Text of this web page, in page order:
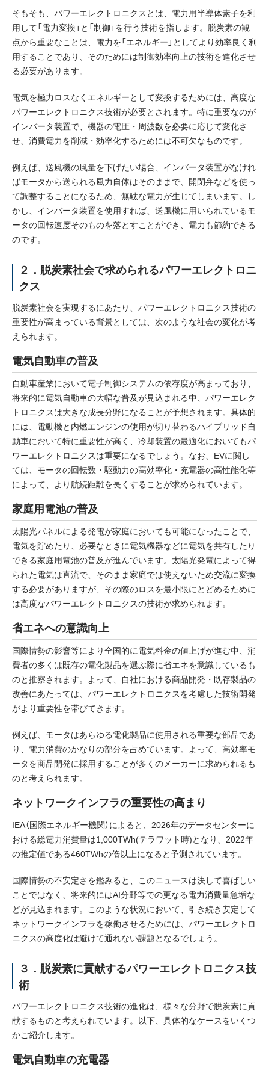
そもそも、パワーエレクトロニクスとは、電力用半導体素子を利
用して「電力変換」と「制御」を行う技術を指します。脱炭素の観
点から重要なことは、電力を「エネルギー」としてより効率良く利
用することであり、そのためには制御効率向上の技術を進化させ
る必要があります。
電気を極力ロスなくエネルギーとして変換するためには、高度な
パワーエレクトロニクス技術が必要とされます。特に重要なのが
インバータ装置で、機器の電圧・周波数を必要に応じて変化さ
せ、消費電力を削減・効率化するためには不可欠なものです。
例えば、送風機の風量を下げたい場合、インバータ装置がなけれ
ばモータから送られる風力自体はそのままで、開閉弁などを使っ
て調整することになるため、無駄な電力が生じてしまいます。し
かし、インバータ装置を使用すれば、送風機に用いられているモ
ータの回転速度そのものを落とすことができ、電力も節約できる
のです。
２．脱炭素社会で求められるパワーエレクトロニ
クス
脱炭素社会を実現するにあたり、パワーエレクトロニクス技術の
重要性が高まっている背景としては、次のような社会の変化が考
えられます。
電気自動車の普及
自動車産業において電子制御システムの依存度が高まっており、
将来的に電気自動車の大幅な普及が見込まれる中、パワーエレク
トロニクスは大きな成長分野になることが予想されます。具体的
には、電動機と内燃エンジンの使用が切り替わるハイブリッド自
動車において特に重要性が高く、冷却装置の最適化においてもパ
ワーエレクトロニクスは重要になるでしょう。なお、EVに関し
ては、モータの回転数・駆動力の高効率化・充電器の高性能化等
によって、より航続距離を長くすることが求められています。
家庭用電池の普及
太陽光パネルによる発電が家庭においても可能になったことで、
電気を貯めたり、必要なときに電気機器などに電気を共有したり
できる家庭用電池の普及が進んでいます。太陽光発電によって得
られた電気は直流で、そのまま家庭では使えないため交流に変換
する必要がありますが、その際のロスを最小限にとどめるために
は高度なパワーエレクトロニクスの技術が求められます。
省エネへの意識向上
国際情勢の影響等により全国的に電気料金の値上げが進む中、消
費者の多くは既存の電化製品を選ぶ際に省エネを意識しているも
のと推察されます。よって、自社における商品開発・既存製品の
改善にあたっては、パワーエレクトロニクスを考慮した技術開発
がより重要性を帯びてきます。
例えば、モータはあらゆる電化製品に使用される重要な部品であ
り、電力消費のかなりの部分を占めています。よって、高効率モ
ータを商品開発に採用することが多くのメーカーに求められるも
のと考えられます。
ネットワークインフラの重要性の高まり
IEA（国際エネルギー機関）によると、2026年のデータセンターに
おける総電力消費量は1,000TWh(テラワット時)となり、2022年
の推定値である460TWhの倍以上になると予測されています。
国際情勢の不安定さを鑑みると、このニュースは決して喜ばしい
ことではなく、将来的にはAI分野等での更なる電力消費量急増な
どが見込まれます。このような状況において、引き続き安定して
ネットワークインフラを稼働させるためには、パワーエレクトロ
ニクスの高度化は避けて通れない課題となるでしょう。
３．脱炭素に貢献するパワーエレクトロニクス技
術
パワーエレクトロニクス技術の進化は、様々な分野で脱炭素に貢
献するものと考えられています。以下、具体的なケースをいくつ
かご紹介します。
電気自動車の充電器